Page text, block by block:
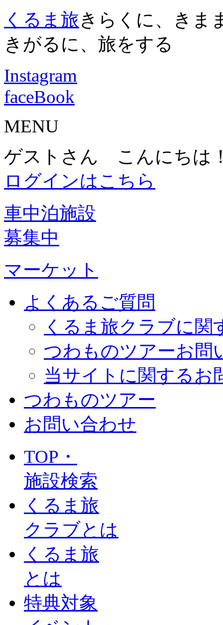
くるま旅きらくに、きま
きがるに、旅をする
Instagram
faceBook
MENU
ゲストさん こんにちは
ログインはこちら
車中泊施設
募集中
マーケット
よくあるご質問
くるま旅クラブに関
つわものツアーお問
当サイトに関するお
つわものツアー
お問い合わせ
TOP・
施設検索
くるま旅
クラブとは
くるま旅
とは
特典対象